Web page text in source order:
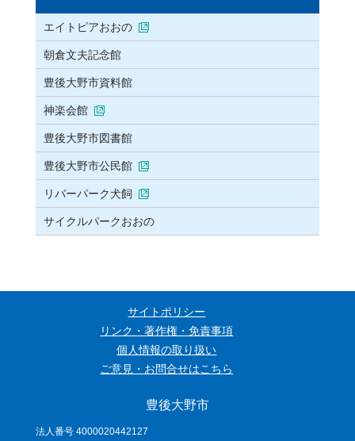
エイトピアおおの
朝倉文夫記念館
豊後大野市資料館
神楽会館
豊後大野市図書館
豊後大野市公民館
リバーパーク犬飼
サイクルパークおおの
サイトポリシー
リンク・著作権・免責事項
個人情報の取り扱い
ご意見・お問合せはこちら
豊後大野市
法人番号 4000020442127